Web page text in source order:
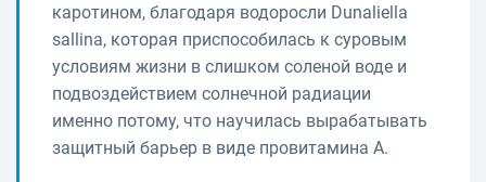
каротином, благодаря водоросли Dunaliella
sallina, которая приспособилась к суровым
условиям жизни в слишком соленой воде и
подвоздействием солнечной радиации
именно потому, что научилась вырабатывать
защитный барьер в виде провитамина А.